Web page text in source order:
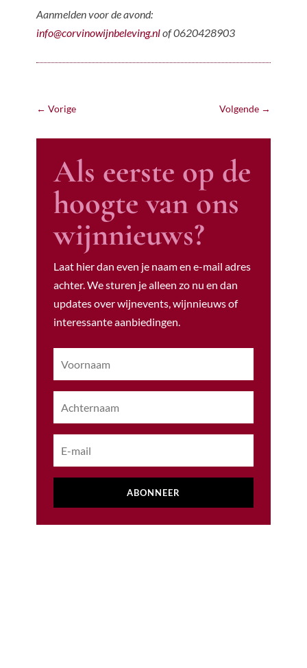
Aanmelden voor de avond:
info@corvinowijnbeleving.nlof 0620428903
← Vorige Volgende →
Als eerste op de
hoogte van ons
wijnnieuws?
Laat hier dan even je naam en e-mail adres
achter. We sturen je alleen zo nu en dan
updates over wijnevents, wijnnieuws of
interessante aanbiedingen.
ABONNEER